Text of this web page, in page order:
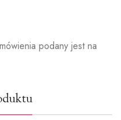
podany jest na